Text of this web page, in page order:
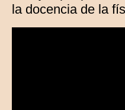
la docencia de la